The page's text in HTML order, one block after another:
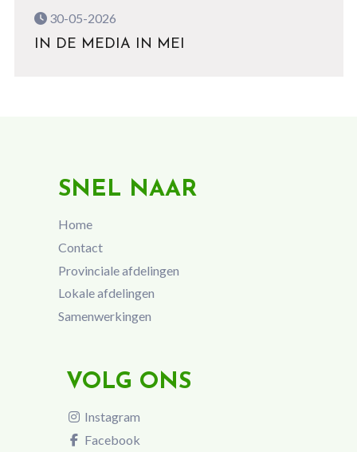
30-05-2026
IN DE MEDIA IN MEI
SNEL NAAR
Home
Contact
Provinciale afdelingen
Lokale afdelingen
Samenwerkingen
VOLG ONS
Instagram
Facebook